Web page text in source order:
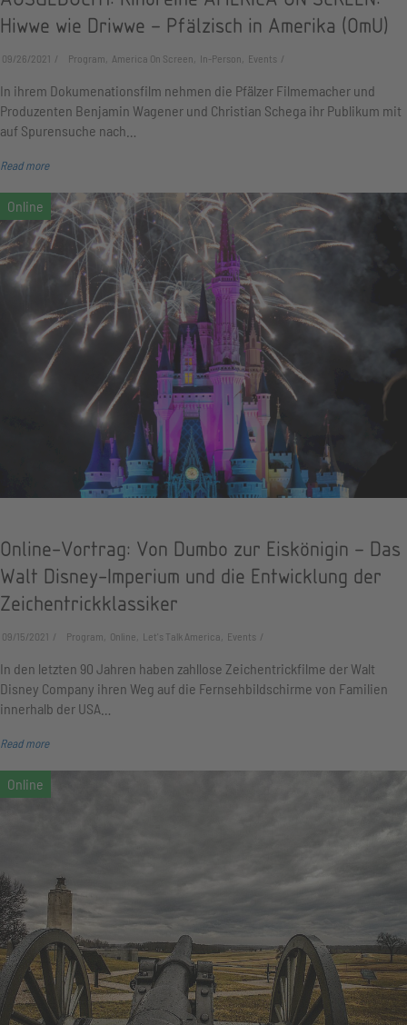
Hiwwe wie Driwwe – Pfälzisch in Amerika (OmU)
09/26/2021 Program, America On Screen, In-Person, Events
In ihrem Dokumenationsfilm nehmen die Pfälzer Filmemacher und
Produzenten Benjamin Wagener und Christian Schega ihr Publikum mit
auf Spurensuche nach…
Read more
Online-Vortrag: Von Dumbo zur Eiskönigin – Das
Walt Disney-Imperium und die Entwicklung der
Zeichentrickklassiker
09/15/2021 Program, Online, Let's Talk America, Events
In den letzten 90 Jahren haben zahllose Zeichentrickfilme der Walt
Disney Company ihren Weg auf die Fernsehbildschirme von Familien
innerhalb der USA…
Read more